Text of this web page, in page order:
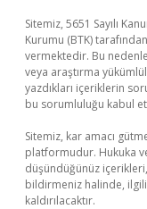
Sitemiz, 5651 Sayılı
Kurumu (BTK)
vermektedir. Bu
veya araştırma
yazdıkları içeriklerin
bu sorumluluğu kabul
Sitemiz, kar amacı
platformudur. Hukuka
düşündüğünüz içerikleri,
bildirmeniz halinde,
kaldırılacaktır.